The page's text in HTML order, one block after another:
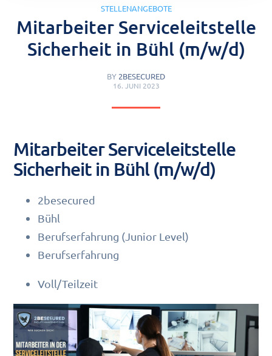
STELLENANGEBOTE
Mitarbeiter Serviceleitstelle
Sicherheit in Bühl (m/w/d)
BY 2BESECURED
16. JUNI 2023
Mitarbeiter Serviceleitstelle
Sicherheit in Bühl (m/w/d)
2besecured
Bühl
Berufserfahrung (Junior Level)
Berufserfahrung
Voll/Teilzeit